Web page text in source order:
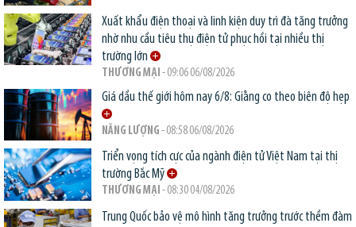
Xuất khẩu điện thoại và linh kiện duy trì đà tăng trưởng
nhờ nhu cầu tiêu thụ điện tử phục hồi tại nhiều thị
trường lớn
THƯƠNG MẠI - 09:06 06/08/2026
Giá dầu thế giới hôm nay 6/8: Giằng co theo biên độ hẹp
NĂNG LƯỢNG - 08:58 06/08/2026
Triển vọng tích cực của ngành điện tử Việt Nam tại thị
trường Bắc Mỹ
THƯƠNG MẠI - 08:30 04/08/2026
Trung Quốc bảo vệ mô hình tăng trưởng trước thềm đàm